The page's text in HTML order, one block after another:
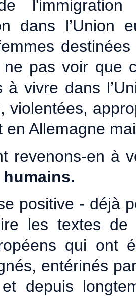
dans l’Union
ne pas voir que
à vivre dans
violentées,
en Allemagne
revenons-en à
positive - déjà
les textes de
qui ont
entérinés
depuis